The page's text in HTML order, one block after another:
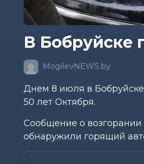
В Бобруйске
MogilevNEWS.by
Днем 8 июля в
50 лет Октября.
Сообщение о
обнаружили горящий